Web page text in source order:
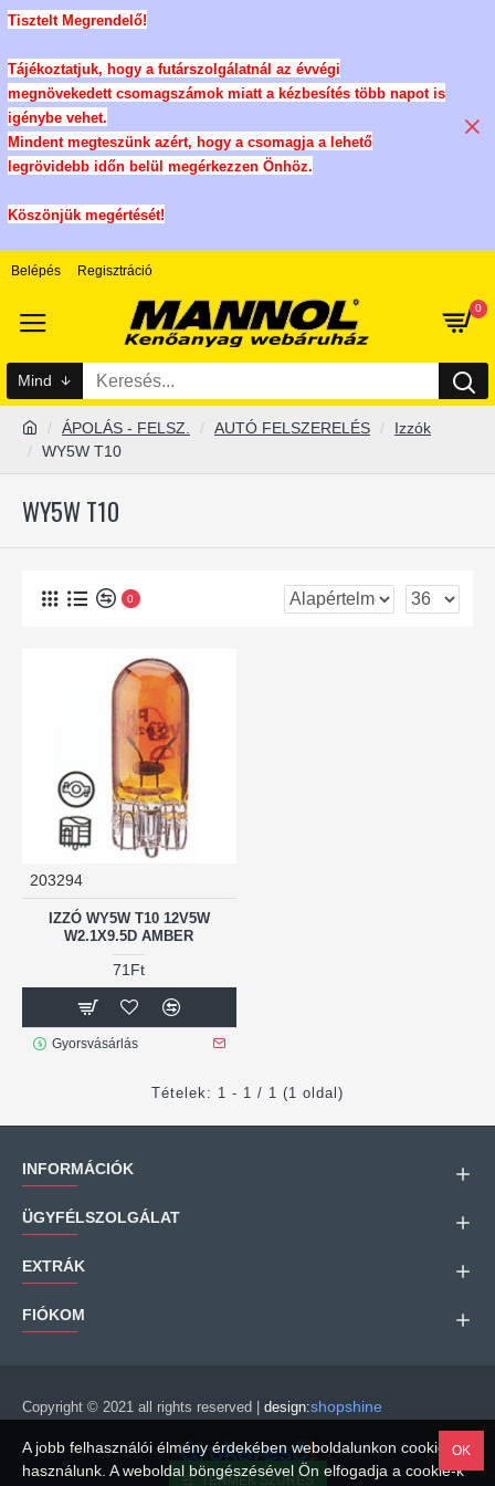
Tisztelt Megrendelő!
Tájékoztatjuk, hogy a futárszolgálatnál az évvégi
megnövekedett csomagszámok miatt a kézbesítés több napot is
igénybe vehet.
Mindent megteszünk azért, hogy a csomagja a lehető
legrövidebb időn belül megérkezzen Önhöz.
Köszönjük megértését!
Belépés Regisztráció
0
Mind
ÁPOLÁS - FELSZ. AUTÓ FELSZERELÉS
Izzók
WY5W T10
WY5W T10
0
203294
IZZÓ WY5W T10 12V5W
W2.1X9.5D AMBER
71Ft
Gyorsvásárlás
Tételek: 1 - 1 / 1 (1 oldal)
INFORMÁCIÓK
ÜGYFÉLSZOLGÁLAT
EXTRÁK
FIÓKOM
Copyright © 2021 all rights reserved | design:shopshine
OK
A jobb felhasználói élmény érdekében weboldalunkon cookie-kat
használunk. A weboldal böngészésével Ön elfogadja a cookie-k
TERMÉK SZŰRÉS